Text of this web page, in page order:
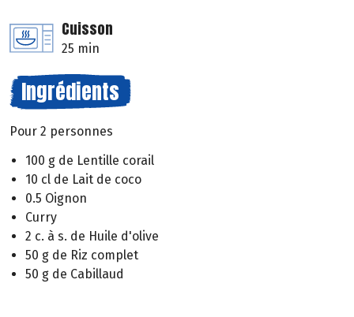
Cuisson
25 min
Ingrédients
Pour 2 personnes
100 g de Lentille corail
10 cl de Lait de coco
0.5 Oignon
Curry
2 c. à s. de Huile d'olive
50 g de Riz complet
50 g de Cabillaud